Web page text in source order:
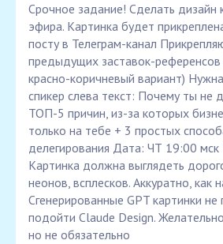
Срочное задание! Сделать дизайн
эфира. Картинка будет
посту в Телеграм-канал
предыдущих заставок-референсов
красно-коричневый вариант)
спикер слева текст: Почему ты не
ТОП-5 причин, из-за которых
только на тебе + 3 простых
делегирования Дата: ЧТ 19:00
Картинка должна выглядеть
неонов, всплесков. Аккуратно, как
Сгенерированные GPT картинки
подойти Claude Design.
но не обязательно